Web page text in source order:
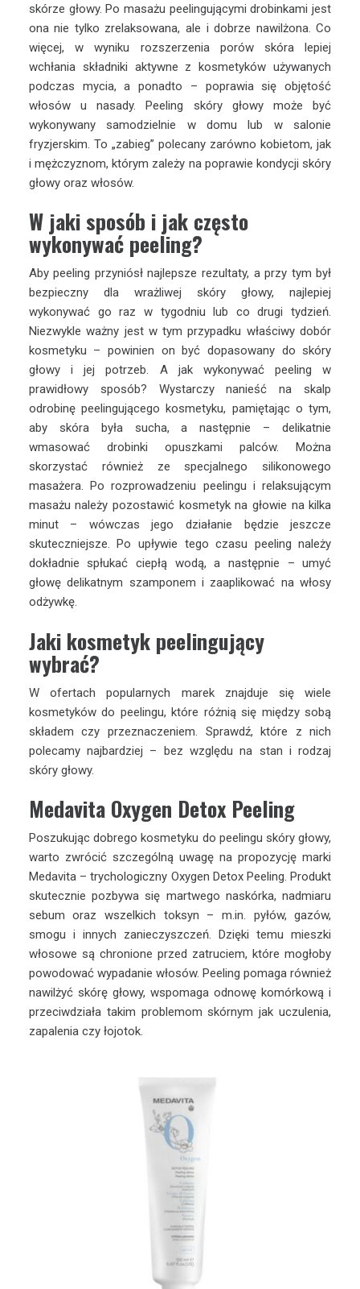
skórze głowy. Po masażu peelingującymi drobinkami jest
ona nie tylko zrelaksowana, ale i dobrze nawilżona. Co
więcej, w wyniku rozszerzenia porów skóra lepiej
wchłania składniki aktywne z kosmetyków używanych
podczas mycia, a ponadto – poprawia się objętość
włosów u nasady. Peeling skóry głowy może być
wykonywany samodzielnie w domu lub w salonie
fryzjerskim. To „zabieg” polecany zarówno kobietom, jak
i mężczyznom, którym zależy na poprawie kondycji skóry
głowy oraz włosów.
W jaki sposób i jak często
wykonywać peeling?
Aby peeling przyniósł najlepsze rezultaty, a przy tym był
bezpieczny dla wrażliwej skóry głowy, najlepiej
wykonywać go raz w tygodniu lub co drugi tydzień.
Niezwykle ważny jest w tym przypadku właściwy dobór
kosmetyku – powinien on być dopasowany do skóry
głowy i jej potrzeb. A jak wykonywać peeling w
prawidłowy sposób? Wystarczy nanieść na skalp
odrobinę peelingującego kosmetyku, pamiętając o tym,
aby skóra była sucha, a następnie – delikatnie
wmasować drobinki opuszkami palców. Można
skorzystać również ze specjalnego silikonowego
masażera. Po rozprowadzeniu peelingu i relaksującym
masażu należy pozostawić kosmetyk na głowie na kilka
minut – wówczas jego działanie będzie jeszcze
skuteczniejsze. Po upływie tego czasu peeling należy
dokładnie spłukać ciepłą wodą, a następnie – umyć
głowę delikatnym szamponem i zaaplikować na włosy
odżywkę.
Jaki kosmetyk peelingujący
wybrać?
W ofertach popularnych marek znajduje się wiele
kosmetyków do peelingu, które różnią się między sobą
składem czy przeznaczeniem. Sprawdź, które z nich
polecamy najbardziej – bez względu na stan i rodzaj
skóry głowy.
Medavita Oxygen Detox Peeling
Poszukując dobrego kosmetyku do peelingu skóry głowy,
warto zwrócić szczególną uwagę na propozycję marki
Medavita – trychologiczny Oxygen Detox Peeling. Produkt
skutecznie pozbywa się martwego naskórka, nadmiaru
sebum oraz wszelkich toksyn – m.in. pyłów, gazów,
smogu i innych zanieczyszczeń. Dzięki temu mieszki
włosowe są chronione przed zatruciem, które mogłoby
powodować wypadanie włosów. Peeling pomaga również
nawilżyć skórę głowy, wspomaga odnowę komórkową i
przeciwdziała takim problemom skórnym jak uczulenia,
zapalenia czy łojotok.